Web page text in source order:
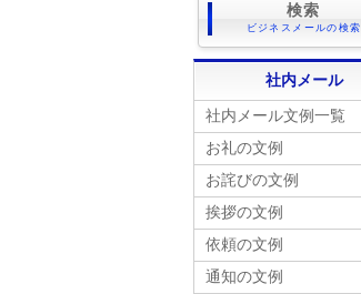
検索
ビジネスメールの検索
社内メール
社内メール文例一覧
お礼の文例
お詫びの文例
挨拶の文例
依頼の文例
通知の文例